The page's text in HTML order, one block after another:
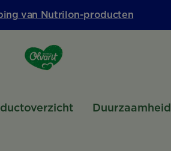
van Nutrilon-producten
Duurzaamheid